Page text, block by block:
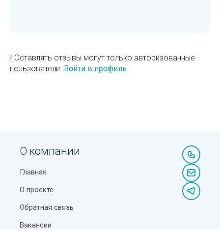
! Оставлять отзывы могут только авторизованные
пользователи. Войти в профиль
О компании
Главная
О проекте
Обратная связь
Вакансии